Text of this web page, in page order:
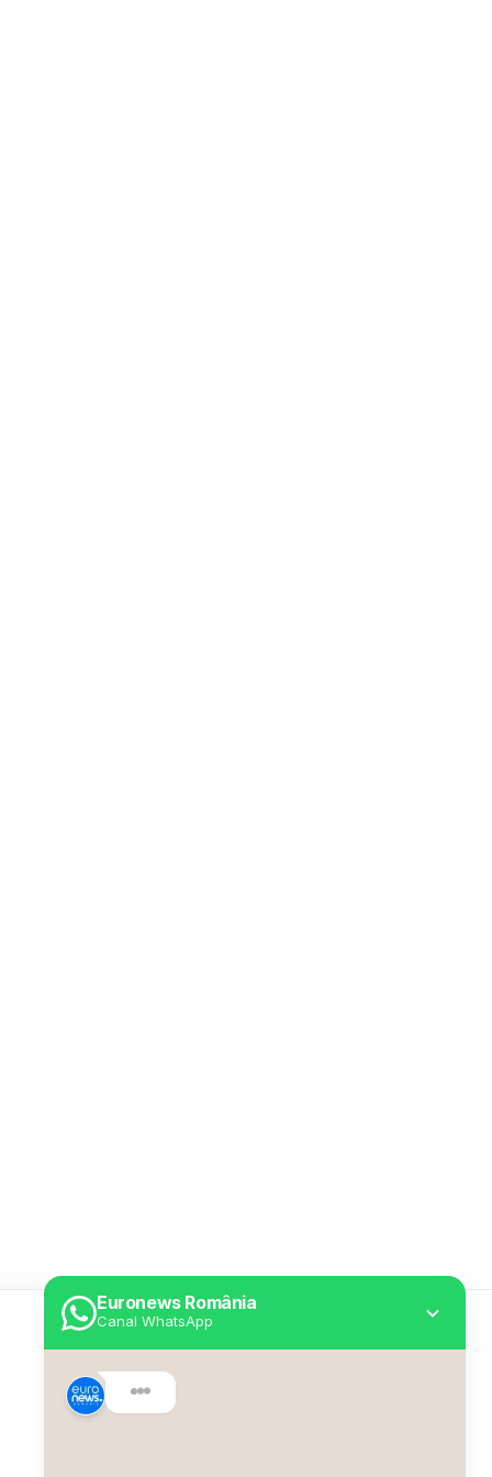
Euronews România
Canal WhatsApp
Despre Euronews